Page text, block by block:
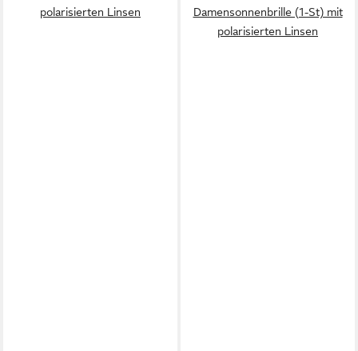
polarisierten Linsen
Damensonnenbrille (1-St) mit
polarisierten Linsen